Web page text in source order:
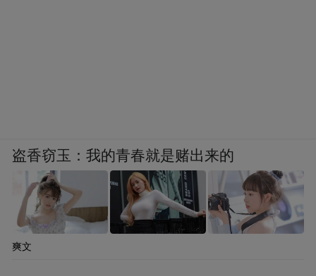
盗香窃玉：我的青春就是赌出来的
爽文